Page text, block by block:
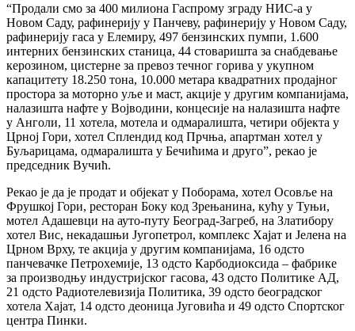
“Продали смо за 400 милиона Гаспрому зграду НИС-а у
Новом Саду, рафинерију у Панчеву, рафинерију у Новом Саду,
рафинерију гаса у Елемиру, 497 бензинских пумпи, 1.600
интерних бензинских станица, 44 стоваришта за снабдевање
керозином, цистерне за превоз течног горива у укупном
капацитету 18.250 тона, 10.000 метара квадратних продајног
простора за моторно уље и маст, акције у другим компанијама,
налазишта нафте у Војводини, концесије на налазишта нафте
у Анголи, 11 хотела, мотела и одмаралишта, четири објекта у
Црној Гори, хотел Сплендид код Прчња, апартман хотел у
Буљарицама, одмаралишта у Бечићима и друго”, рекао је
председник Вучић.
Рекао је да је продат и објекат у Поборама, хотел Осовље на
Фрушкој Гори, ресторан Боку код Зрењанина, кућу у Туњи,
мотел Адашевци на ауто-путу Београд-Загреб, на Златибору
хотел Вис, некадашњи Југопетрол, комплекс Хајат и Јелена на
Црном Врху, те акција у другим компанијама, 16 одсто
панчевачке Петрохемије, 13 одсто Карбодиоксида – фабрике
за производњу индустријског гасова, 43 одсто Политике АД,
21 одсто Радиотелевизија Политика, 39 одсто београдског
хотела Хајат, 14 одсто деоница Југовића и 49 одсто Спортског
центра Пинки.